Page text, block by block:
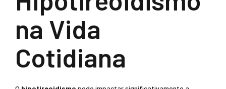
na Vida
Cotidiana